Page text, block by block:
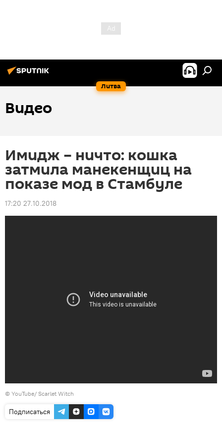
Литва
Видео
Имидж – ничто: кошка
затмила манекенщиц на
показе мод в Стамбуле
17:20 27.10.2018
© YouTube/ Scarlet Witch
Подписаться